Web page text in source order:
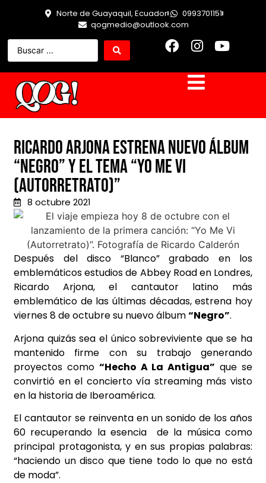
Norte de Guayaquil, Ecuador
0993701151
qogmedio@outlook.com
Ricardo Arjona estrena nuevo Álbum
“Negro” y el tema “Yo Me Vi
(Autorretrato)”
8 octubre 2021
Después del disco “Blanco” grabado en los
emblemáticos estudios de Abbey Road en Londres,
Ricardo Arjona, el cantautor latino más
emblemático de las últimas décadas, estrena hoy
viernes 8 de octubre su nuevo álbum“Negro”.
Arjona quizás sea el único sobreviviente que se ha
mantenido firme con su trabajo generando
proyectos como “Hecho A La Antigua” que se
convirtió en el concierto vía streaming más visto
en la historia de Iberoamérica.
El cantautor se reinventa en un sonido de los años
60 recuperando la esencia de la música como
principal protagonista, y en sus propias palabras:
“haciendo un disco que tiene todo lo que no está
de moda”.